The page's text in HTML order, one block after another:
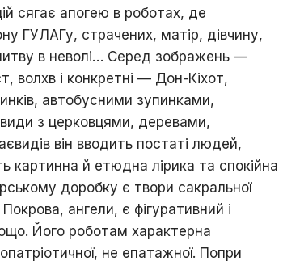
сягає апогею в роботах, де
ГУЛАГу, страчених, матір, дівчину,
в неволі… Серед зображень —
волхв і конкретні — Дон-Кіхот,
автобусними зупинками,
з церковцями, деревами,
він вводить постаті людей,
картинна й етюдна лірика та спокійна
доробку є твори сакральної
ангели, є фігуративний і
Його роботам характерна
не епатажної. Попри